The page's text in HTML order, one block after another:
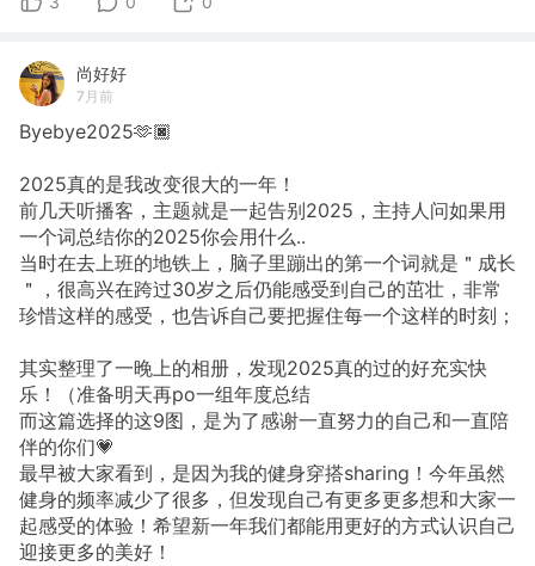
尚好好
7月前
Byebye2025🫶🏿
2025真的是我改变很大的一年！
前几天听播客，主题就是一起告别2025，主持人问如果用
一个词总结你的2025你会用什么..
当时在去上班的地铁上，脑子里蹦出的第一个词就是＂成长
＂，很高兴在跨过30岁之后仍能感受到自己的茁壮，非常
珍惜这样的感受，也告诉自己要把握住每一个这样的时刻；
其实整理了一晚上的相册，发现2025真的过的好充实快
乐！（准备明天再po一组年度总结
而这篇选择的这9图，是为了感谢一直努力的自己和一直陪
伴的你们💗
最早被大家看到，是因为我的健身穿搭sharing！今年虽然
健身的频率减少了很多，但发现自己有更多更多想和大家一
起感受的体验！希望新一年我们都能用更好的方式认识自己
迎接更多的美好！